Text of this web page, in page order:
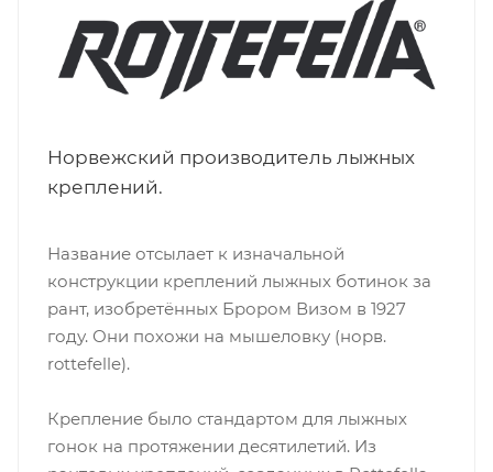
Норвежский производитель лыжных
креплений.
Название отсылает к изначальной
конструкции креплений лыжных ботинок за
рант, изобретённых Брором Визом в 1927
году. Они похожи на мышеловку (норв.
rottefelle).
Крепление было стандартом для лыжных
гонок на протяжении десятилетий. Из